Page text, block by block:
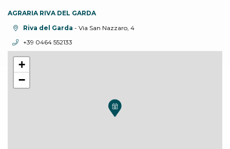
+
−
AGRARIA RIVA DEL GARDA
aria.location:
Riva del Garda - Via San Nazzaro, 4
aria.phone:
+39 0464 552133